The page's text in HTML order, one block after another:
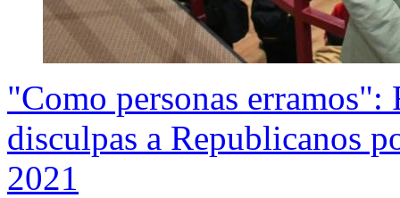
"Como personas
disculpas a Republicanos
2021